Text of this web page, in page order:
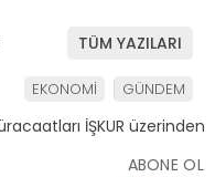
TÜM YAZILARI
EKONOMİ GÜNDEM
ABONE OL